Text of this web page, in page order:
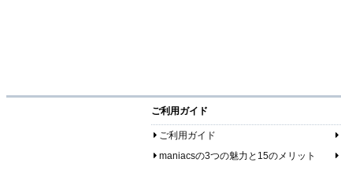
ご利用ガイド
ご利用ガイド
maniacsの3つの魅力と15のメリット